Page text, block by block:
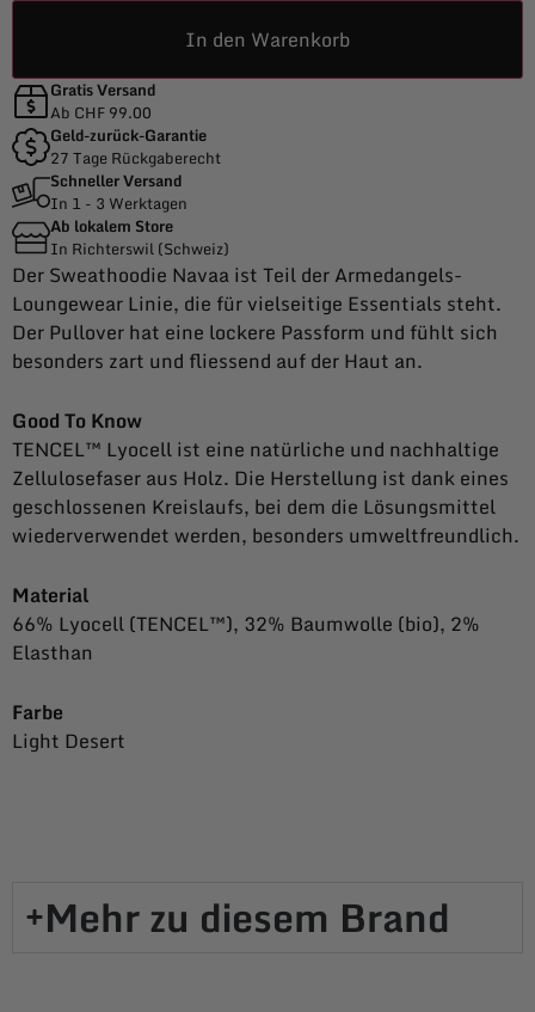
In den Warenkorb
Gratis Versand
Ab CHF 99.00
Geld-zurück-Garantie
27 Tage Rückgaberecht
Schneller Versand
In 1 - 3 Werktagen
Ab lokalem Store
In Richterswil (Schweiz)
Der Sweathoodie Navaa ist Teil der Armedangels-
Loungewear Linie, die für vielseitige Essentials steht.
Der Pullover hat eine lockere Passform und fühlt sich
besonders zart und fliessend auf der Haut an.
Good To Know
TENCEL™ Lyocell ist eine natürliche und nachhaltige
Zellulosefaser aus Holz. Die Herstellung ist dank eines
geschlossenen Kreislaufs, bei dem die Lösungsmittel
wiederverwendet werden, besonders umweltfreundlich.
Material
66% Lyocell (TENCEL™), 32% Baumwolle (bio), 2%
Elasthan
Farbe
Light Desert
Mehr zu diesem Brand​